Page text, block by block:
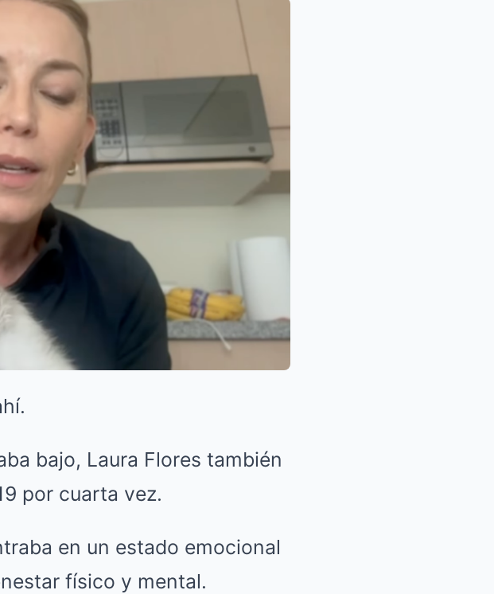
bajo, Laura Flores también
por cuarta vez.
en un estado emocional
físico y mental.